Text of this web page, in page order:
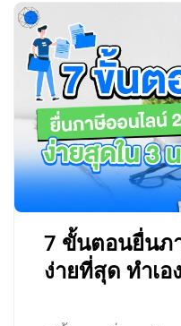
7 ขั้นตอนยื่นภ
ง่ายที่สุด ทำเอ